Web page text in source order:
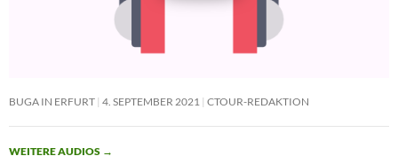
BUGA IN ERFURT 4. SEPTEMBER 2021 CTOUR-REDAKTION
WEITERE AUDIOS →